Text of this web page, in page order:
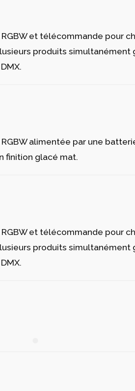
et télécommande pour
produits simultanément
alimentée par une
finition glacé mat.
et télécommande pour
produits simultanément